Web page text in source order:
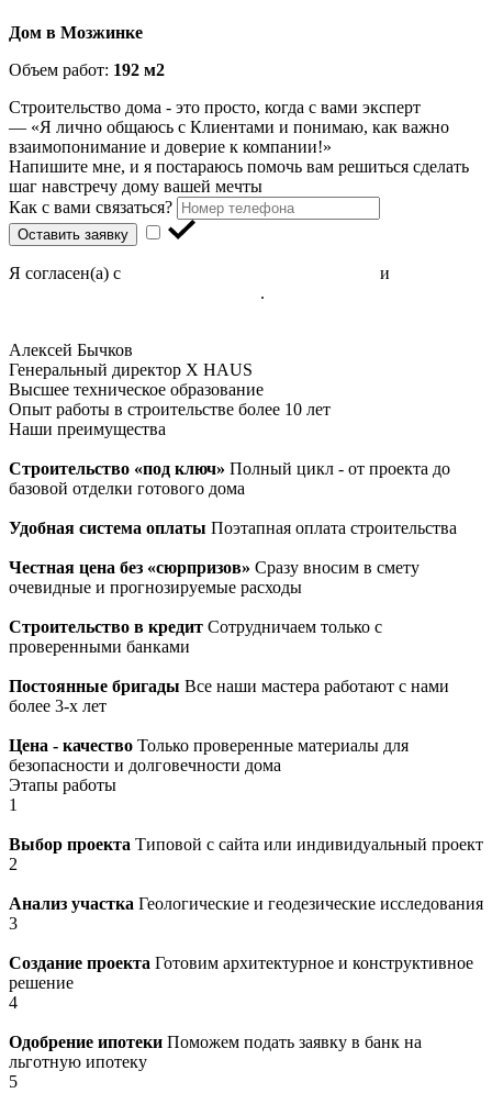
Дом в Мозжинке
Объем работ: 192 м2
Строительство дома - это просто, когда с вами эксперт
— «Я лично общаюсь с Клиентами и понимаю, как важно
взаимопонимание и доверие к компании!»
Напишите мне, и я постараюсь помочь вам решиться сделать
шаг навстречу дому вашей мечты
Как с вами связаться?
Оставить заявку
Я согласен(а) с и
.
Алексей Бычков
Генеральный директор X HAUS
Высшее техническое образование
Опыт работы в строительстве более 10 лет
Наши преимущества
Строительство «под ключ» Полный цикл - от проекта до
базовой отделки готового дома
Удобная система оплаты Поэтапная оплата строительства
Честная цена без «сюрпризов» Сразу вносим в смету
очевидные и прогнозируемые расходы
Строительство в кредит Сотрудничаем только с
проверенными банками
Постоянные бригады Все наши мастера работают с нами
более 3-х лет
Цена - качество Только проверенные материалы для
безопасности и долговечности дома
Этапы работы
1
Выбор проекта Типовой с сайта или индивидуальный проект
2
Анализ участка Геологические и геодезические исследования
3
Создание проекта Готовим архитектурное и конструктивное
решение
4
Одобрение ипотеки Поможем подать заявку в банк на
льготную ипотеку
5